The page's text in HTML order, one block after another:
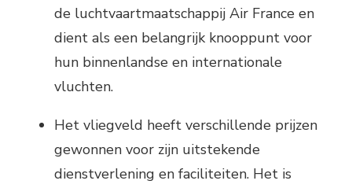
de luchtvaartmaatschappij Air France en
dient als een belangrijk knooppunt voor
hun binnenlandse en internationale
vluchten.
Het vliegveld heeft verschillende prijzen
gewonnen voor zijn uitstekende
dienstverlening en faciliteiten. Het is